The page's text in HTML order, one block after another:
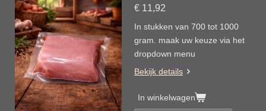
€ 11,92
In stukken van 700 tot 1000
gram. maak uw keuze via het
dropdown menu
Bekijk details
In winkelwagen